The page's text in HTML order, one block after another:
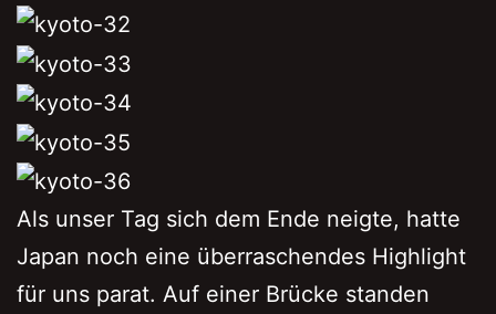
Als unser Tag sich dem Ende neigte, hatte
Japan noch eine überraschendes Highlight
für uns parat. Auf einer Brücke standen